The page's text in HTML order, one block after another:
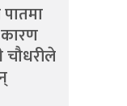
चौधरीले